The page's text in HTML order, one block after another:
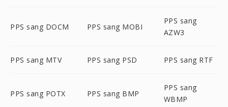
PPS sang DOCM PPS sang MOBI
PPS sang
AZW3
PPS sang MTV PPS sang PSD PPS sang RTF
PPS sang POTX PPS sang BMP
PPS sang
WBMP